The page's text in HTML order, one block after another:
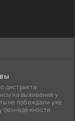
дистрикта
на выживание у
не побеждали уже
безнадежности.